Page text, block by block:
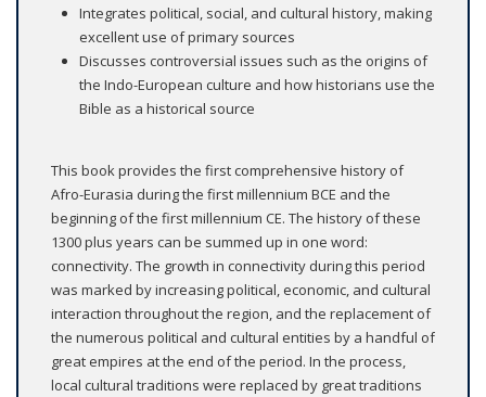
Integrates political, social, and cultural history, making
excellent use of primary sources
Discusses controversial issues such as the origins of
the Indo-European culture and how historians use the
Bible as a historical source
This book provides the first comprehensive history of
Afro-Eurasia during the first millennium BCE and the
beginning of the first millennium CE. The history of these
1300 plus years can be summed up in one word:
connectivity. The growth in connectivity during this period
was marked by increasing political, economic, and cultural
interaction throughout the region, and the replacement of
the numerous political and cultural entities by a handful of
great empires at the end of the period. In the process,
local cultural traditions were replaced by great traditions